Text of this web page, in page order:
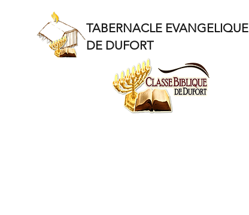
TABERNACLE EVANGELIQUE
DE DUFORT